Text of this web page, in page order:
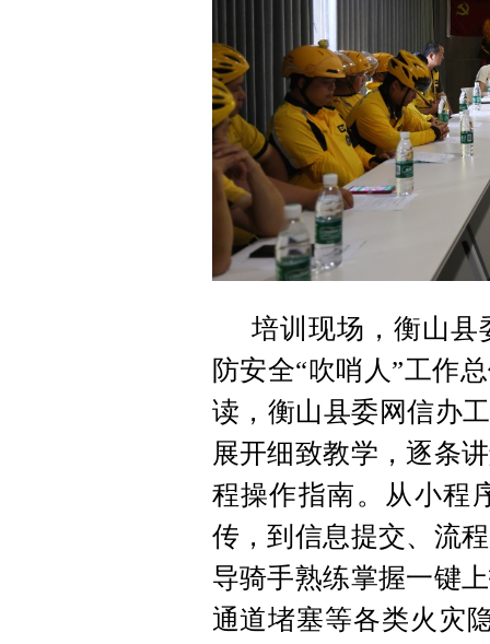
培训现场，衡山县
防安全“吹哨人”工作
读，衡山县委网信办
展开细致教学，逐条
程操作指南。从小程
传，到信息提交、流
导骑手熟练掌握一键
通道堵塞等各类火灾